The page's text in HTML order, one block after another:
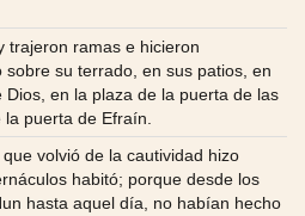
trajeron ramas e hicieron
su terrado, en sus patios, en
Dios, en la plaza de la puerta de las
puerta de Efraín.
volvió de la cautividad hizo
habitó; porque desde los
hasta aquel día, no habían hecho